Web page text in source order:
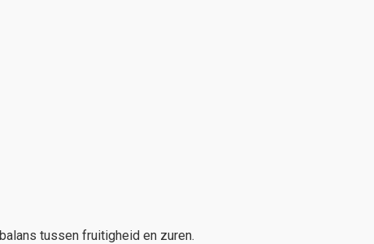
tussen fruitigheid en zuren.